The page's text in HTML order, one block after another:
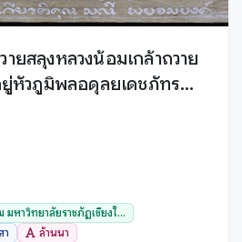
ยสลุงหลวงน้อมเกล้าถวาย
ยู่หัวภูมิพลอดุลยเดชภัทร
าชวโรกาสครบรอบพระ
หาวิทยาลัยราชภัฏเชียงใ...
ล้านนา